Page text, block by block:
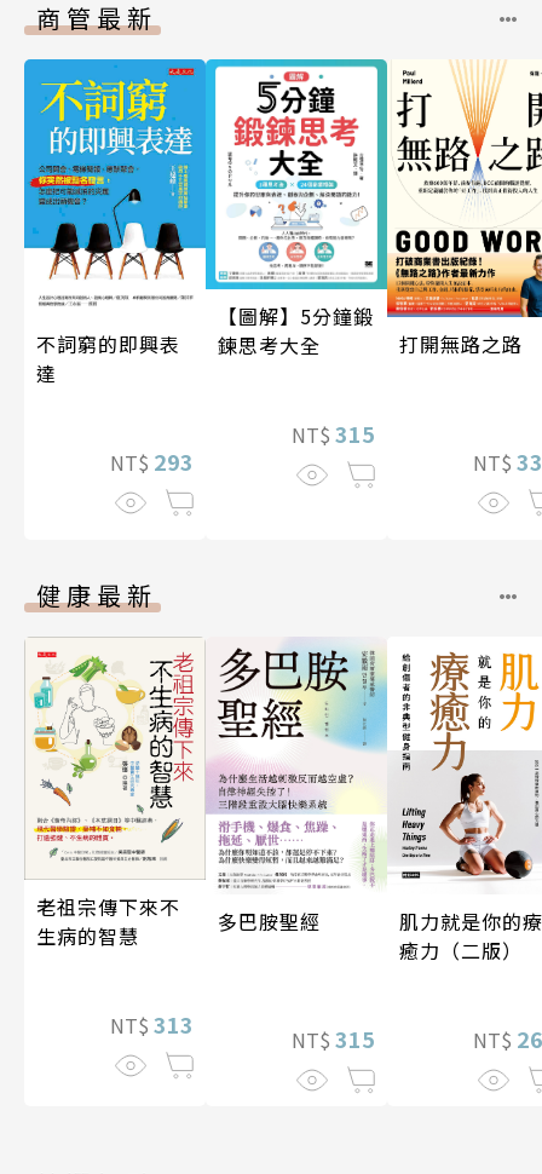
商管最新
不詞窮的即興表
達
NT$ 293
【圖解】5分鐘鍛
鍊思考大全
NT$ 315
打開無路之路
NT$
健康最新
老祖宗傳下來不
生病的智慧
NT$ 313
多巴胺聖經
NT$ 315
肌力就是你的療
癒力（二版）
NT$